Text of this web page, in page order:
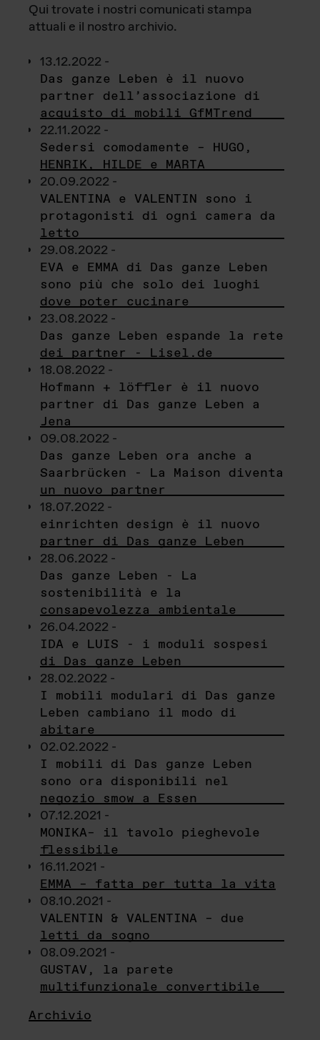
Qui trovate i nostri comunicati stampa
attuali e il nostro archivio.
13.12.2022 -
Das ganze Leben è il nuovo
partner dell’associazione di
acquisto di mobili GfMTrend
22.11.2022 -
Sedersi comodamente – HUGO,
HENRIK, HILDE e MARTA
20.09.2022 -
VALENTINA e VALENTIN sono i
protagonisti di ogni camera da
letto
29.08.2022 -
EVA e EMMA di Das ganze Leben
sono più che solo dei luoghi
dove poter cucinare
23.08.2022 -
Das ganze Leben espande la rete
dei partner - Lisel.de
18.08.2022 -
Hofmann + löffler è il nuovo
partner di Das ganze Leben a
Jena
09.08.2022 -
Das ganze Leben ora anche a
Saarbrücken - La Maison diventa
un nuovo partner
18.07.2022 -
einrichten design è il nuovo
partner di Das ganze Leben
28.06.2022 -
Das ganze Leben - La
sostenibilità e la
consapevolezza ambientale
26.04.2022 -
IDA e LUIS - i moduli sospesi
di Das ganze Leben
28.02.2022 -
I mobili modulari di Das ganze
Leben cambiano il modo di
abitare
02.02.2022 -
I mobili di Das ganze Leben
sono ora disponibili nel
negozio smow a Essen
07.12.2021 -
MONIKA– il tavolo pieghevole
flessibile
16.11.2021 -
EMMA – fatta per tutta la vita
08.10.2021 -
VALENTIN & VALENTINA – due
letti da sogno
08.09.2021 -
GUSTAV, la parete
multifunzionale convertibile
Archivio